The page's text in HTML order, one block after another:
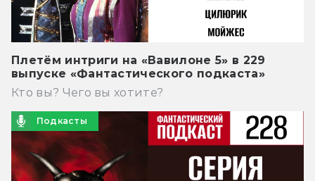
Плетём интриги на «Вавилоне 5» в 229
выпуске «Фантастического подкаста»
Кто вы? Чего вы хотите?
Подкасты